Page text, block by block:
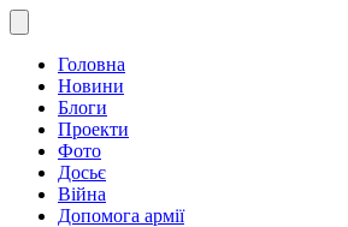
Головна
Новини
Блоги
Проекти
Фото
Досьє
Війна
Допомога армії